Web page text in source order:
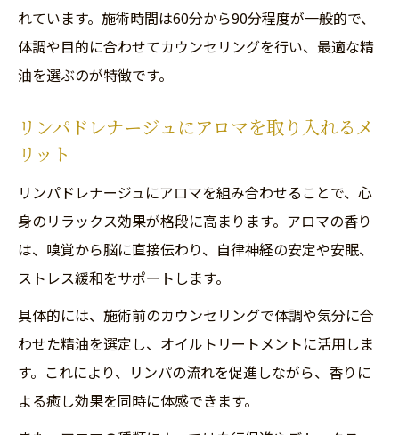
れています。施術時間は60分から90分程度が一般的で、
体調や目的に合わせてカウンセリングを行い、最適な精
油を選ぶのが特徴です。
リンパドレナージュにアロマを取り入れるメ
リット
リンパドレナージュにアロマを組み合わせることで、心
身のリラックス効果が格段に高まります。アロマの香り
は、嗅覚から脳に直接伝わり、自律神経の安定や安眠、
ストレス緩和をサポートします。
具体的には、施術前のカウンセリングで体調や気分に合
わせた精油を選定し、オイルトリートメントに活用しま
す。これにより、リンパの流れを促進しながら、香りに
よる癒し効果を同時に体感できます。